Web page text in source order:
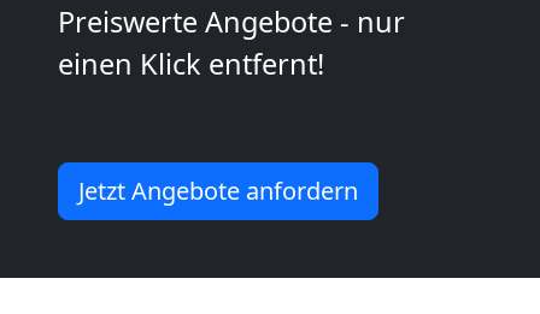
Preiswerte Angebote - nur
einen Klick entfernt!
Jetzt Angebote anfordern
Wolfsberg
Wolfsberg
3